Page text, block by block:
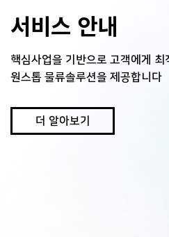
서비스 안내
핵심사업을 기반으로 고객에게 최
원스톱 물류솔루션을 제공합니다
더 알아보기